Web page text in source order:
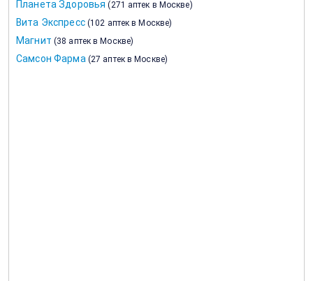
Планета Здоровья (271 аптек в Москве)
Вита Экспресс (102 аптек в Москве)
Магнит (38 аптек в Москве)
Самсон Фарма (27 аптек в Москве)